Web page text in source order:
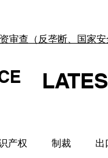
审查（反垄断、国家安
产权 制裁 出